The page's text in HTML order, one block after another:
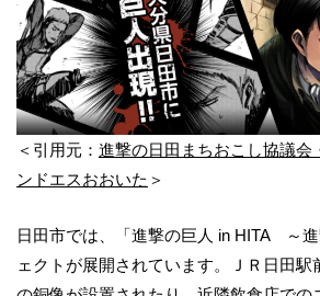
＜引用元： 進撃の日田まちおこし協議会
ンドエスおおいた ＞
日田市では、「進撃の巨人 in HITA ～
ェクトが展開されています。ＪＲ日田駅